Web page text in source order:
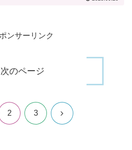
ンサーリンク
次のページ
2 3 次